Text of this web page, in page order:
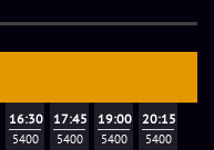
16:30
5400
17:45
5400
19:00
5400
20:15
5400